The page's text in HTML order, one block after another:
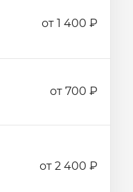
от 1 400 ₽
от 700 ₽
от 2 400 ₽